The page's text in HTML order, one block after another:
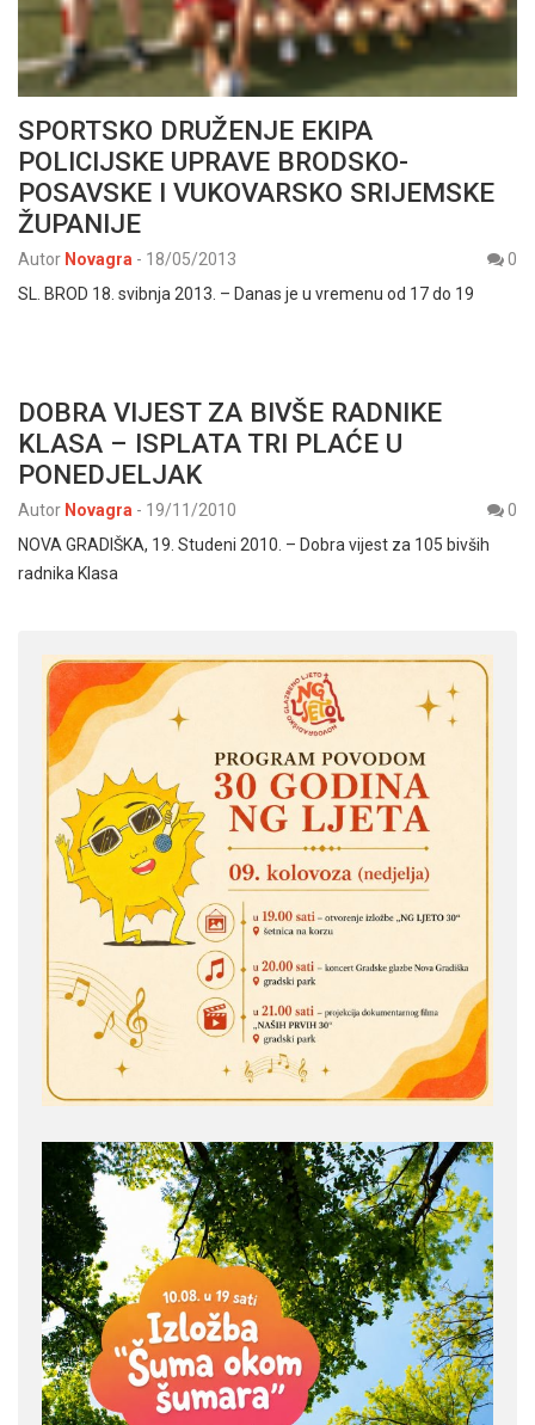
SPORTSKO DRUŽENJE EKIPA
POLICIJSKE UPRAVE BRODSKO-
POSAVSKE I VUKOVARSKO SRIJEMSKE
ŽUPANIJE
Autor Novagra - 18/05/2013
0
SL. BROD 18. svibnja 2013. – Danas je u vremenu od 17 do 19
DOBRA VIJEST ZA BIVŠE RADNIKE
KLASA – ISPLATA TRI PLAĆE U
PONEDJELJAK
Autor Novagra - 19/11/2010
0
NOVA GRADIŠKA, 19. Studeni 2010. – Dobra vijest za 105 bivših
radnika Klasa